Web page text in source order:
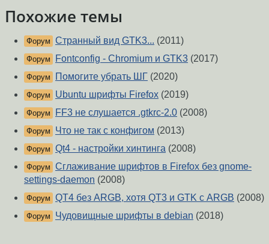
Похожие темы
Форум Странный вид GTK3... (2011)
Форум Fontconfig - Chromium и GTK3 (2017)
Форум Помогите убрать ШГ (2020)
Форум Ubuntu шрифты Firefox (2019)
Форум FF3 не слушается .gtkrc-2.0 (2008)
Форум Что не так с конфигом (2013)
Форум Qt4 - настройки хинтинга (2008)
Форум Сглаживание шрифтов в Firefox без gnome-
settings-daemon (2008)
Форум QT4 без ARGB, хотя QT3 и GTK с ARGB (2008)
Форум Чудовищные шрифты в debian (2018)